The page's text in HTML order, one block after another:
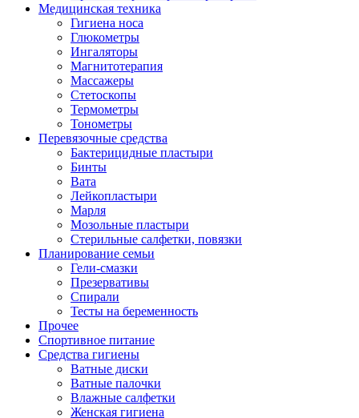
Медицинская техника
Гигиена носа
Глюкометры
Ингаляторы
Магнитотерапия
Массажеры
Стетоскопы
Термометры
Тонометры
Перевязочные средства
Бактерицидные пластыри
Бинты
Вата
Лейкопластыри
Марля
Мозольные пластыри
Стерильные салфетки, повязки
Планирование семьи
Гели-смазки
Презервативы
Спирали
Тесты на беременность
Прочее
Спортивное питание
Средства гигиены
Ватные диски
Ватные палочки
Влажные салфетки
Женская гигиена